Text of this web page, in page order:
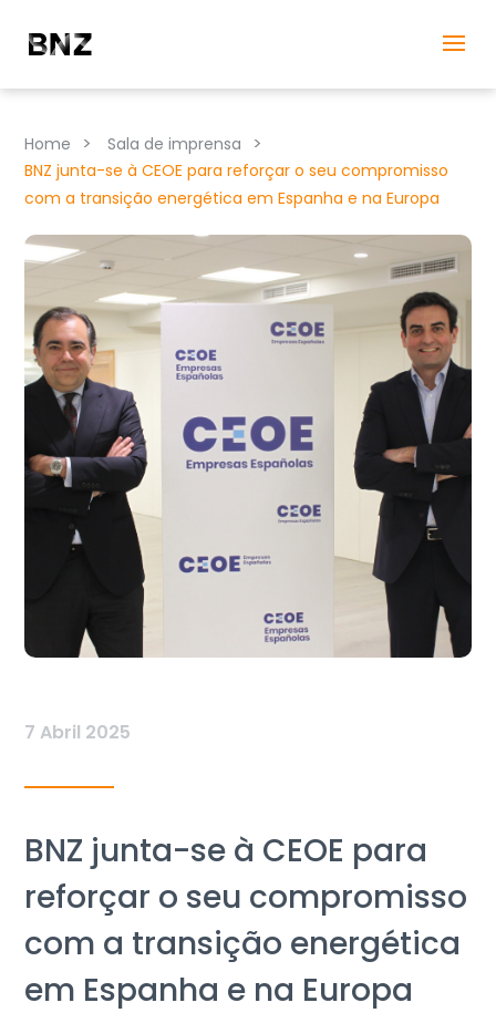
Home > Sala de imprensa >
BNZ junta-se à CEOE para reforçar o seu compromisso
com a transição energética em Espanha e na Europa
7 Abril 2025
BNZ junta-se à CEOE para
reforçar o seu compromisso
com a transição energética
em Espanha e na Europa